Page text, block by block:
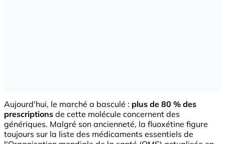
Aujourd'hui, le marché a basculé : plus de 80 % des
prescriptions de cette molécule concernent des
génériques. Malgré son ancienneté, la fluoxétine figure
toujours sur la liste des médicaments essentiels de